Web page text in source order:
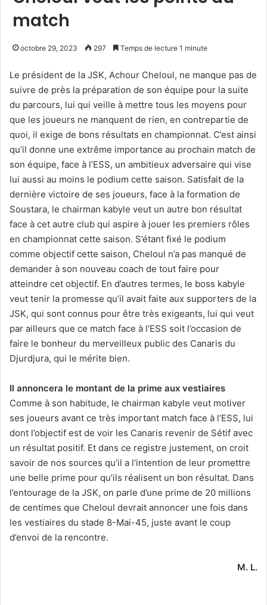
match
octobre 29, 2023 297 Temps de lecture 1 minute
Le président de la JSK, Achour Cheloul, ne manque pas de
suivre de près la préparation de son équipe pour la suite
du parcours, lui qui veille à mettre tous les moyens pour
que les joueurs ne manquent de rien, en contrepartie de
quoi, il exige de bons résultats en championnat. C’est ainsi
qu’il donne une extrême importance au prochain match de
son équipe, face à l’ESS, un ambitieux adversaire qui vise
lui aussi au moins le podium cette saison. Satisfait de la
dernière victoire de ses joueurs, face à la formation de
Soustara, le chairman kabyle veut un autre bon résultat
face à cet autre club qui aspire à jouer les premiers rôles
en championnat cette saison. S’étant fixé le podium
comme objectif cette saison, Cheloul n’a pas manqué de
demander à son nouveau coach de tout faire pour
atteindre cet objectif. En d’autres termes, le boss kabyle
veut tenir la promesse qu’il avait faite aux supporters de la
JSK, qui sont connus pour être très exigeants, lui qui veut
par ailleurs que ce match face à l’ESS soit l’occasion de
faire le bonheur du merveilleux public des Canaris du
Djurdjura, qui le mérite bien.
Il annoncera le montant de la prime aux vestiaires
Comme à son habitude, le chairman kabyle veut motiver
ses joueurs avant ce très important match face à l’ESS, lui
dont l’objectif est de voir les Canaris revenir de Sétif avec
un résultat positif. Et dans ce registre justement, on croit
savoir de nos sources qu’il a l’intention de leur promettre
une belle prime pour qu’ils réalisent un bon résultat. Dans
l’entourage de la JSK, on parle d’une prime de 20 millions
de centimes que Cheloul devrait annoncer une fois dans
les vestiaires du stade 8-Mai-45, juste avant le coup
d’envoi de la rencontre.
M. L.